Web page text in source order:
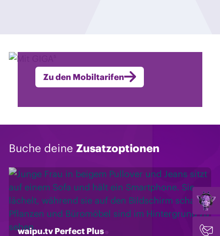
Mit GIGA⁵
Zu den Mobiltarifen
Buche deine Zusatzoptionen
waipu.tv Perfect Plus